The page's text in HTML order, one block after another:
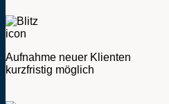
Aufnahme neuer Klienten
kurzfristig möglich